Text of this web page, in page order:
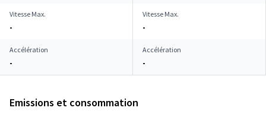
Vitesse Max.
-
Vitesse Max.
-
Accélération
-
Accélération
-
Emissions et consommation